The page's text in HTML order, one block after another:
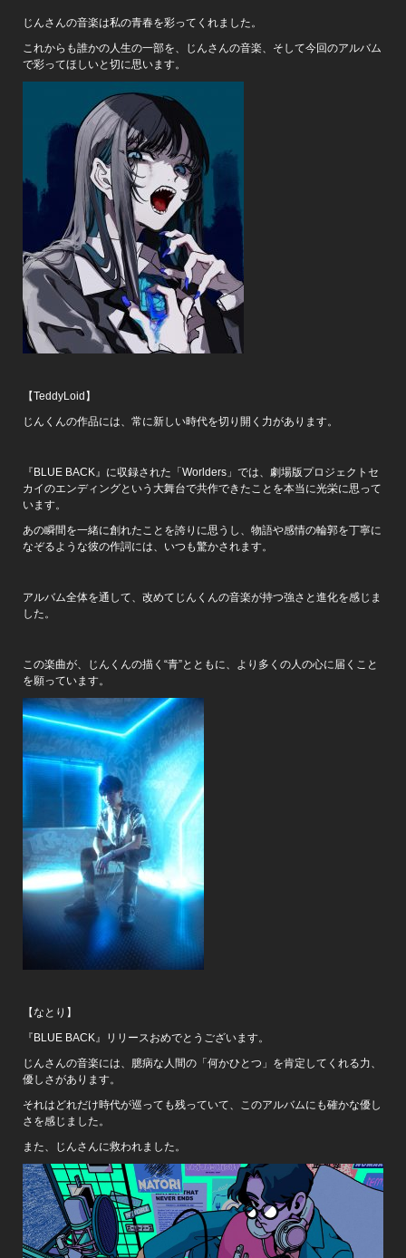
じんさんの音楽は私の青春を彩ってくれました。
これからも誰かの人生の一部を、じんさんの音楽、そして今回のアルバム
で彩ってほしいと切に思います。
【TeddyLoid】
じんくんの作品には、常に新しい時代を切り開く力があります。
『BLUE BACK』に収録された「Worlders」では、劇場版プロジェクトセ
カイのエンディングという大舞台で共作できたことを本当に光栄に思って
います。
あの瞬間を一緒に創れたことを誇りに思うし、物語や感情の輪郭を丁寧に
なぞるような彼の作詞には、いつも驚かされます。
アルバム全体を通して、改めてじんくんの音楽が持つ強さと進化を感じま
した。
この楽曲が、じんくんの描く“青”とともに、より多くの人の心に届くこと
を願っています。
【なとり】
『BLUE BACK』リリースおめでとうございます。
じんさんの音楽には、臆病な人間の「何かひとつ」を肯定してくれる力、
優しさがあります。
それはどれだけ時代が巡っても残っていて、このアルバムにも確かな優し
さを感じました。
また、じんさんに救われました。